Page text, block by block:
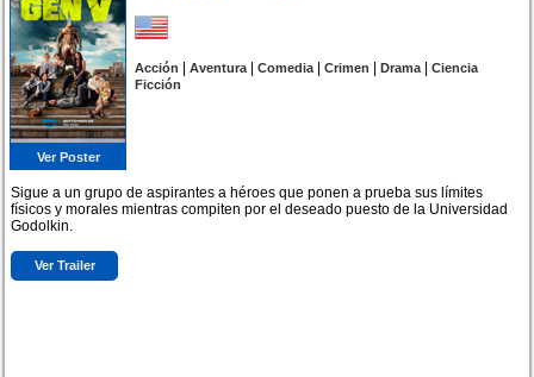
Ver Poster
Acción |Aventura|Comedia|Crimen |Drama|Ciencia
Ficción
Sigue a un grupo de aspirantes a héroes que ponen a prueba sus límites
físicos y morales mientras compiten por el deseado puesto de la Universidad
Godolkin.
Ver Trailer